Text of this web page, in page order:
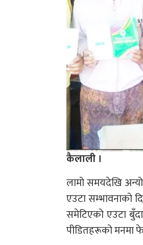
कैलाली ।
लामो समयदेखि
एउटा सम्भावनाको
समेटिएको एउटा
पीडितहरूको मनमा